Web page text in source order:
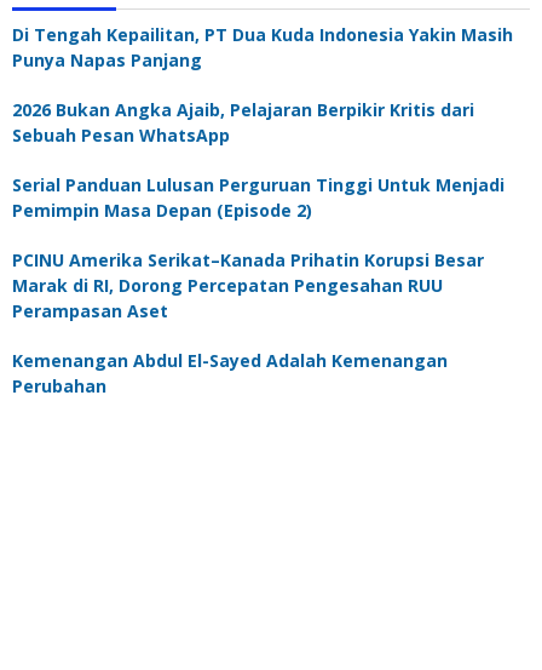
Di Tengah Kepailitan, PT Dua Kuda Indonesia Yakin Masih
Punya Napas Panjang
2026 Bukan Angka Ajaib, Pelajaran Berpikir Kritis dari
Sebuah Pesan WhatsApp
Serial Panduan Lulusan Perguruan Tinggi Untuk Menjadi
Pemimpin Masa Depan (Episode 2)
PCINU Amerika Serikat–Kanada Prihatin Korupsi Besar
Marak di RI, Dorong Percepatan Pengesahan RUU
Perampasan Aset
Kemenangan Abdul El-Sayed Adalah Kemenangan
Perubahan